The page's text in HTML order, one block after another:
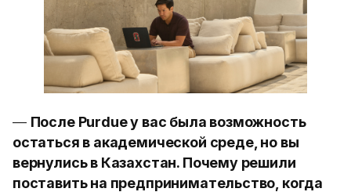
— После Purdue у вас была возможность
остаться в академической среде, но вы
вернулись в Казахстан. Почему решили
поставить на предпринимательство, когда